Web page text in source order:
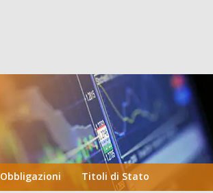
Obbligazioni Titoli di Stato